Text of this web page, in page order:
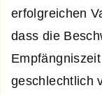
erfolgreichen
dass die
geschlechtlich